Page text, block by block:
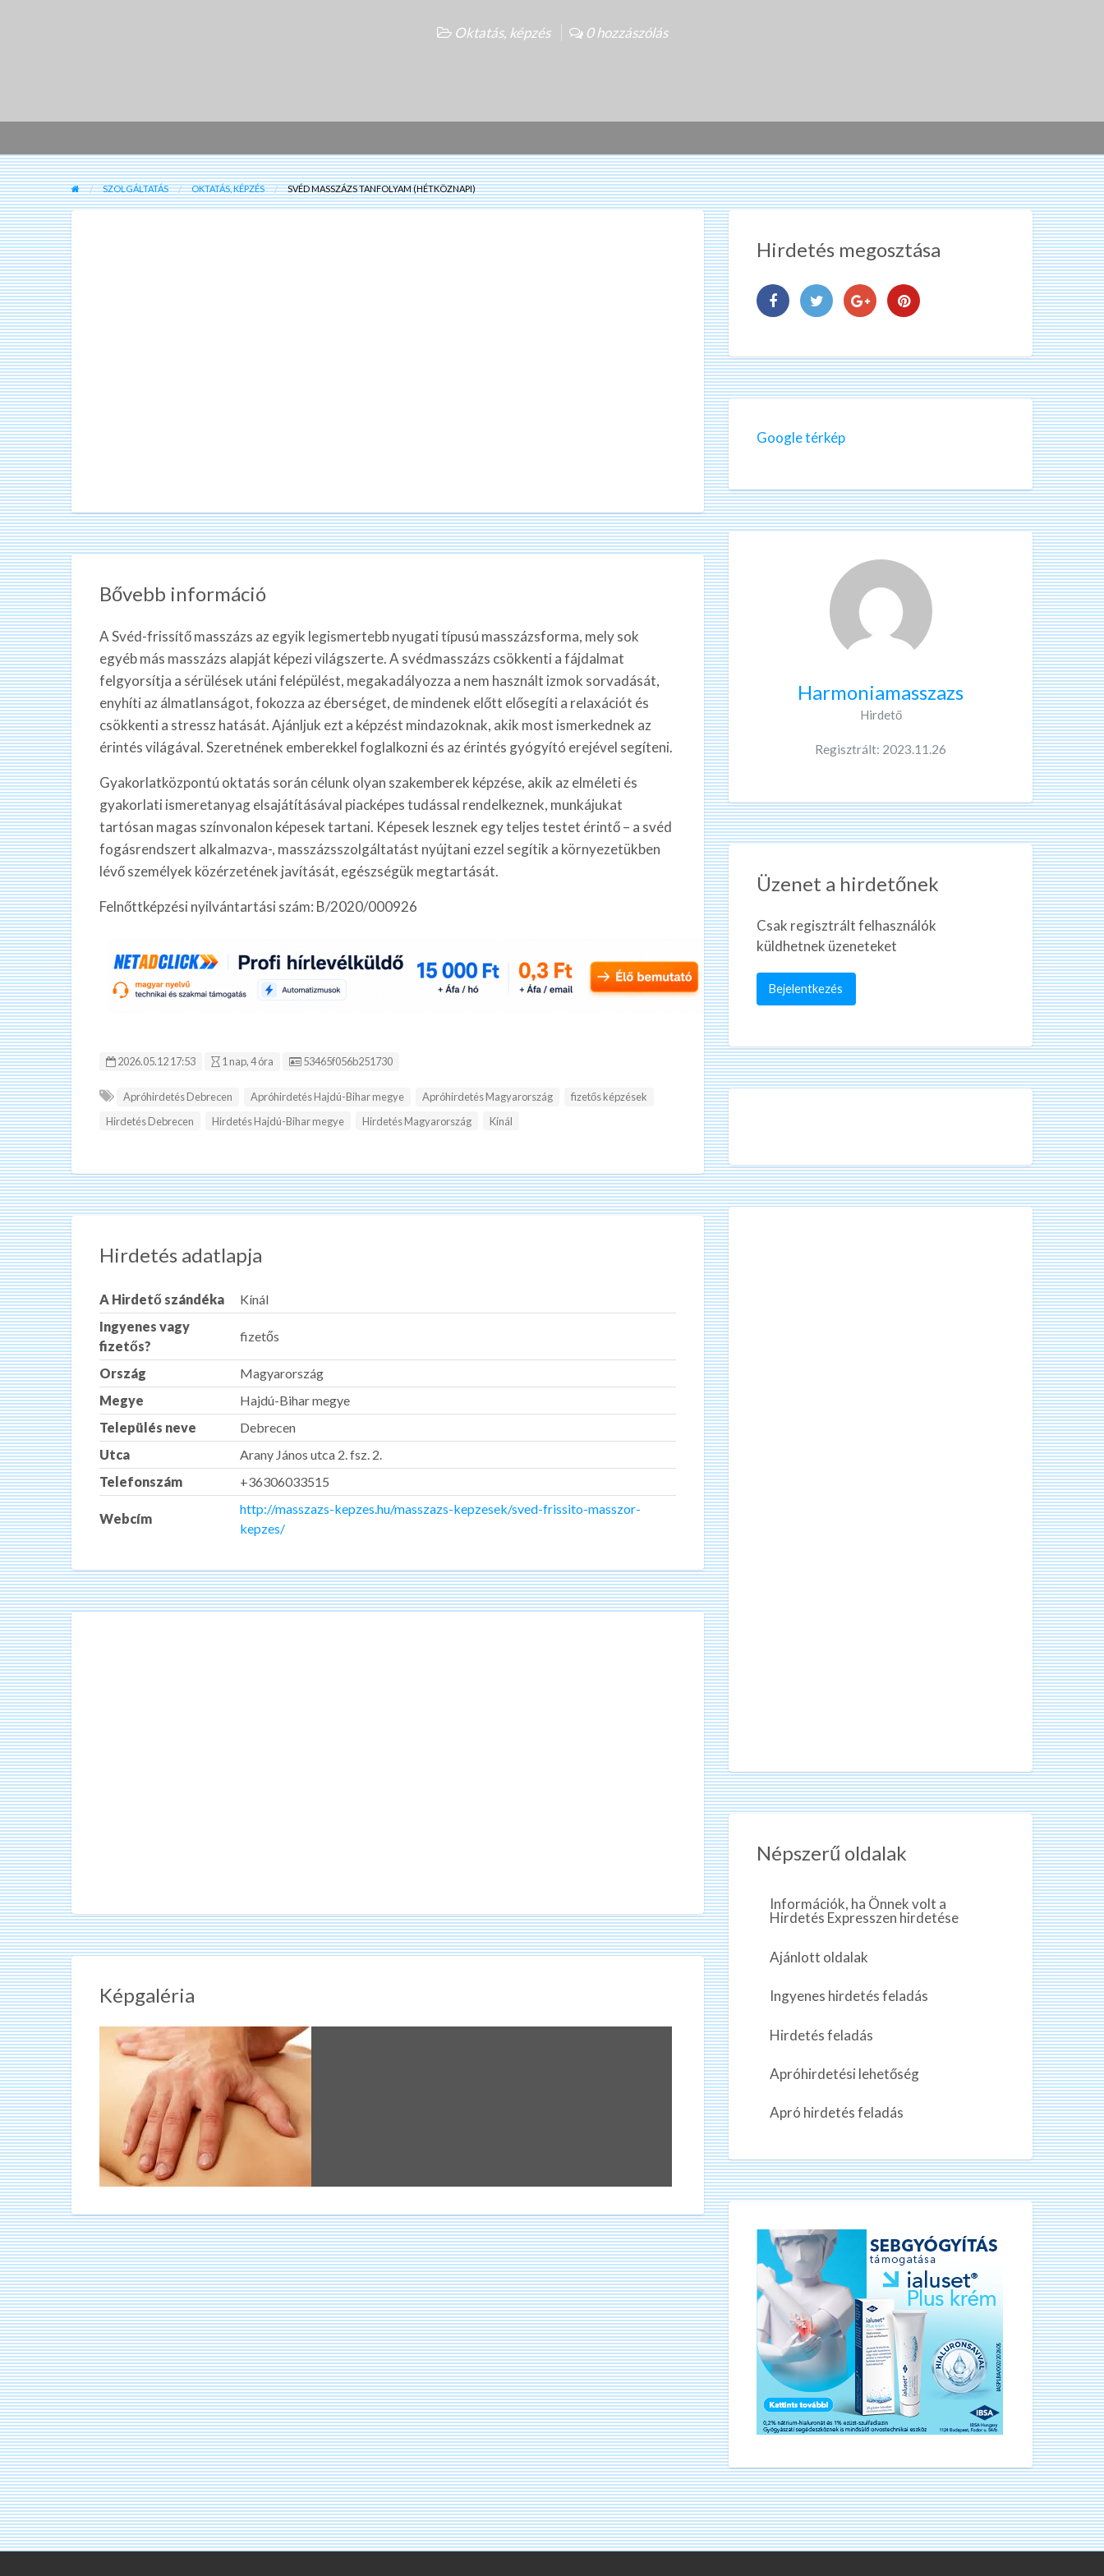
Oktatás, képzés 0 hozzászólás
SZOLGÁLTATÁS OKTATÁS, KÉPZÉS SVÉD MASSZÁZS TANFOLYAM (HÉTKÖZNAPI)
Bővebb információ
A Svéd-frissítő masszázs az egyik legismertebb nyugati típusú masszázsforma, mely sok
egyéb más masszázs alapját képezi világszerte. A svédmasszázs csökkenti a fájdalmat
felgyorsítja a sérülések utáni felépülést, megakadályozza a nem használt izmok sorvadását,
enyhíti az álmatlanságot, fokozza az éberséget, de mindenek előtt elősegíti a relaxációt és
csökkenti a stressz hatását. Ajánljuk ezt a képzést mindazoknak, akik most ismerkednek az
érintés világával. Szeretnének emberekkel foglalkozni és az érintés gyógyító erejével segíteni.
Gyakorlatközpontú oktatás során célunk olyan szakemberek képzése, akik az elméleti és
gyakorlati ismeretanyag elsajátításával piacképes tudással rendelkeznek, munkájukat
tartósan magas színvonalon képesek tartani. Képesek lesznek egy teljes testet érintő – a svéd
fogásrendszert alkalmazva-, masszázsszolgáltatást nyújtani ezzel segítik a környezetükben
lévő személyek közérzetének javítását, egészségük megtartását.
Felnőttképzési nyilvántartási szám: B/2020/000926
2026.05.12 17:53 1 nap, 4 óra Hirdetés ID:
53465f056b251730
Apróhirdetés Debrecen Apróhirdetés Hajdú-Bihar megye Apróhirdetés Magyarország
fizetős képzések
Hirdetés Debrecen
Hirdetés Hajdú-Bihar megye Hirdetés Magyarország Kínál
Hirdetés adatlapja
A Hirdető szándéka
Kínál
Ingyenes vagy
fizetős?
fizetős
Ország
Magyarország
Megye
Hajdú-Bihar megye
Település neve
Debrecen
Utca
Arany János utca 2. fsz. 2.
Telefonszám
+36306033515
Webcím
http://masszazs-kepzes.hu/masszazs-kepzesek/sved-frissito-masszor-
kepzes/
Képgaléria
Hirdetés megosztása
Google térkép
Harmoniamasszazs
Hirdető
Regisztrált: 2023.11.26
Üzenet a hirdetőnek
Csak regisztrált felhasználók
küldhetnek üzeneteket
Bejelentkezés
Népszerű oldalak
Információk, ha Önnek volt a
Hirdetés Expresszen hirdetése
Ajánlott oldalak
Ingyenes hirdetés feladás
Hirdetés feladás
Apróhirdetési lehetőség
Apró hirdetés feladás